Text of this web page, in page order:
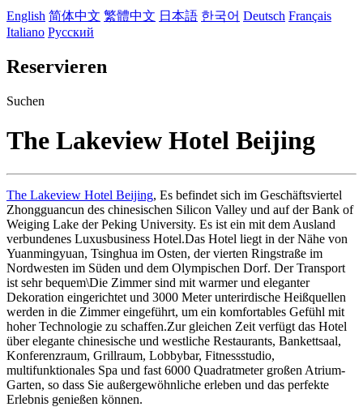
English 简体中文 繁體中文 日本語 한국어 Deutsch Français
Italiano Русский
Reservieren
Suchen
The Lakeview Hotel Beijing
The Lakeview Hotel Beijing, Es befindet sich im Geschäftsviertel
Zhongguancun des chinesischen Silicon Valley und auf der Bank of
Weiging Lake der Peking University. Es ist ein mit dem Ausland
verbundenes Luxusbusiness Hotel.Das Hotel liegt in der Nähe von
Yuanmingyuan, Tsinghua im Osten, der vierten Ringstraße im
Nordwesten im Süden und dem Olympischen Dorf. Der Transport
ist sehr bequem\Die Zimmer sind mit warmer und eleganter
Dekoration eingerichtet und 3000 Meter unterirdische Heißquellen
werden in die Zimmer eingeführt, um ein komfortables Gefühl mit
hoher Technologie zu schaffen.Zur gleichen Zeit verfügt das Hotel
über elegante chinesische und westliche Restaurants, Bankettsaal,
Konferenzraum, Grillraum, Lobbybar, Fitnessstudio,
multifunktionales Spa und fast 6000 Quadratmeter großen Atrium-
Garten, so dass Sie außergewöhnliche erleben und das perfekte
Erlebnis genießen können.